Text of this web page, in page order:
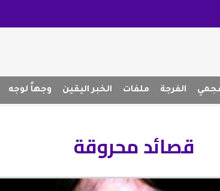
الفرجة ملفات الخبر اليقين وجهاً لوجه
قصائد محروقة